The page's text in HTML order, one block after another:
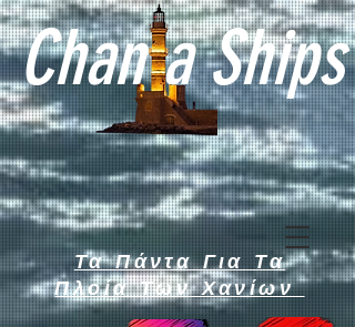
Chan a Ships
Τα Πάντα Για Τα
Πλοία Των Χανίων